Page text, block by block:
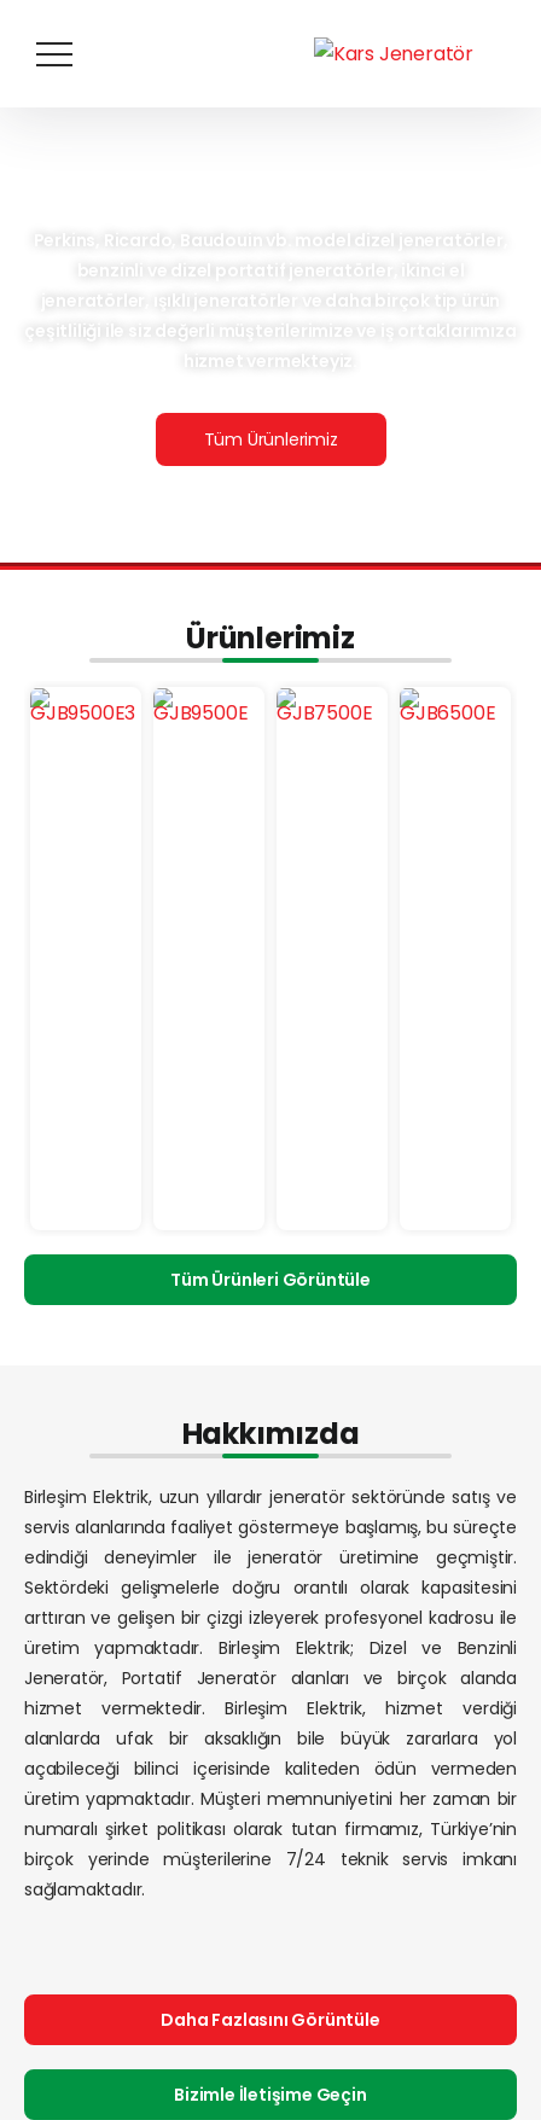
Perkins, Ricardo, Baudouin vb. model dizel jeneratörler,
benzinli ve dizel portatif jeneratörler, ikinci el
jeneratörler, ışıklı jeneratörler ve daha birçok tip ürün
çeşitliliği ile siz değerli müşterilerimize ve iş ortaklarımıza
hizmet vermekteyiz.
Tüm Ürünlerimiz
Ürünlerimiz
Tüm Ürünleri Görüntüle
Hakkımızda
Birleşim Elektrik, uzun yıllardır jeneratör sektöründe satış ve
servis alanlarında faaliyet göstermeye başlamış, bu süreçte
edindiği deneyimler ile jeneratör üretimine geçmiştir.
Sektördeki gelişmelerle doğru orantılı olarak kapasitesini
arttıran ve gelişen bir çizgi izleyerek profesyonel kadrosu ile
üretim yapmaktadır. Birleşim Elektrik; Dizel ve Benzinli
Jeneratör, Portatif Jeneratör alanları ve birçok alanda
hizmet vermektedir. Birleşim Elektrik, hizmet verdiği
alanlarda ufak bir aksaklığın bile büyük zararlara yol
açabileceği bilinci içerisinde kaliteden ödün vermeden
üretim yapmaktadır. Müşteri memnuniyetini her zaman bir
numaralı şirket politikası olarak tutan firmamız, Türkiye’nin
birçok yerinde müşterilerine 7/24 teknik servis imkanı
sağlamaktadır.
Daha Fazlasını Görüntüle
Bizimle İletişime Geçin